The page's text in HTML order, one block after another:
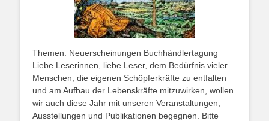
Themen: Neuerscheinungen Buchhändlertagung
Liebe Leserinnen, liebe Leser, dem Bedürfnis vieler
Menschen, die eigenen Schöpferkräfte zu entfalten
und am Aufbau der Lebenskräfte mitzuwirken, wollen
wir auch diese Jahr mit unseren Veranstaltungen,
Ausstellungen und Publikationen begegnen. Bitte